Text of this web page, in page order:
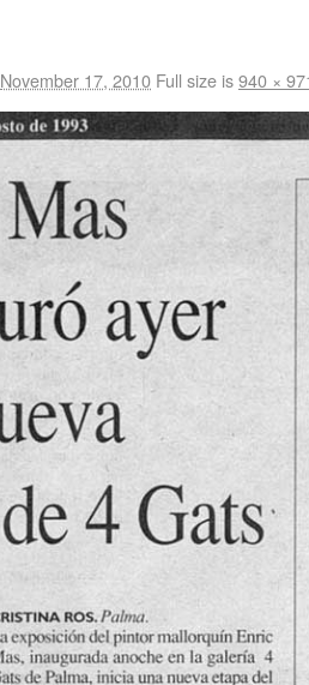
November 17, 2010 Full size is940 ×